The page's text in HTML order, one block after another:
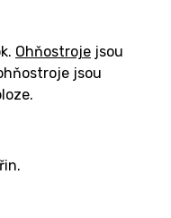
Ohňostroje jsou
jsou